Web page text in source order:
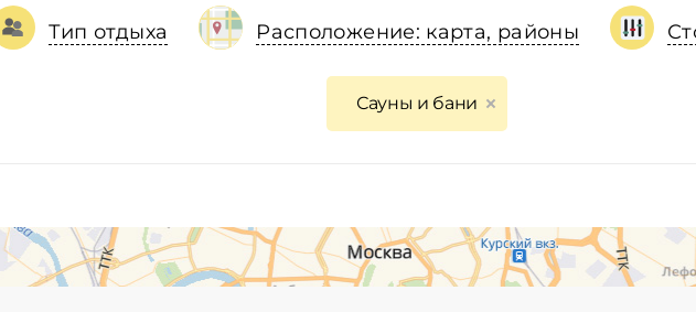
Тип отдыха Расположение: карта, районы
Сауны и бани